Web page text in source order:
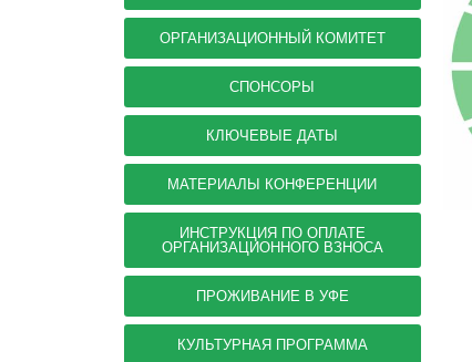
ОРГАНИЗАЦИОННЫЙ КОМИТЕТ
СПОНСОРЫ
КЛЮЧЕВЫЕ ДАТЫ
МАТЕРИАЛЫ КОНФЕРЕНЦИИ
ИНСТРУКЦИЯ ПО ОПЛАТЕ
ОРГАНИЗАЦИОННОГО ВЗНОСА
ПРОЖИВАНИЕ В УФЕ
КУЛЬТУРНАЯ ПРОГРАММА